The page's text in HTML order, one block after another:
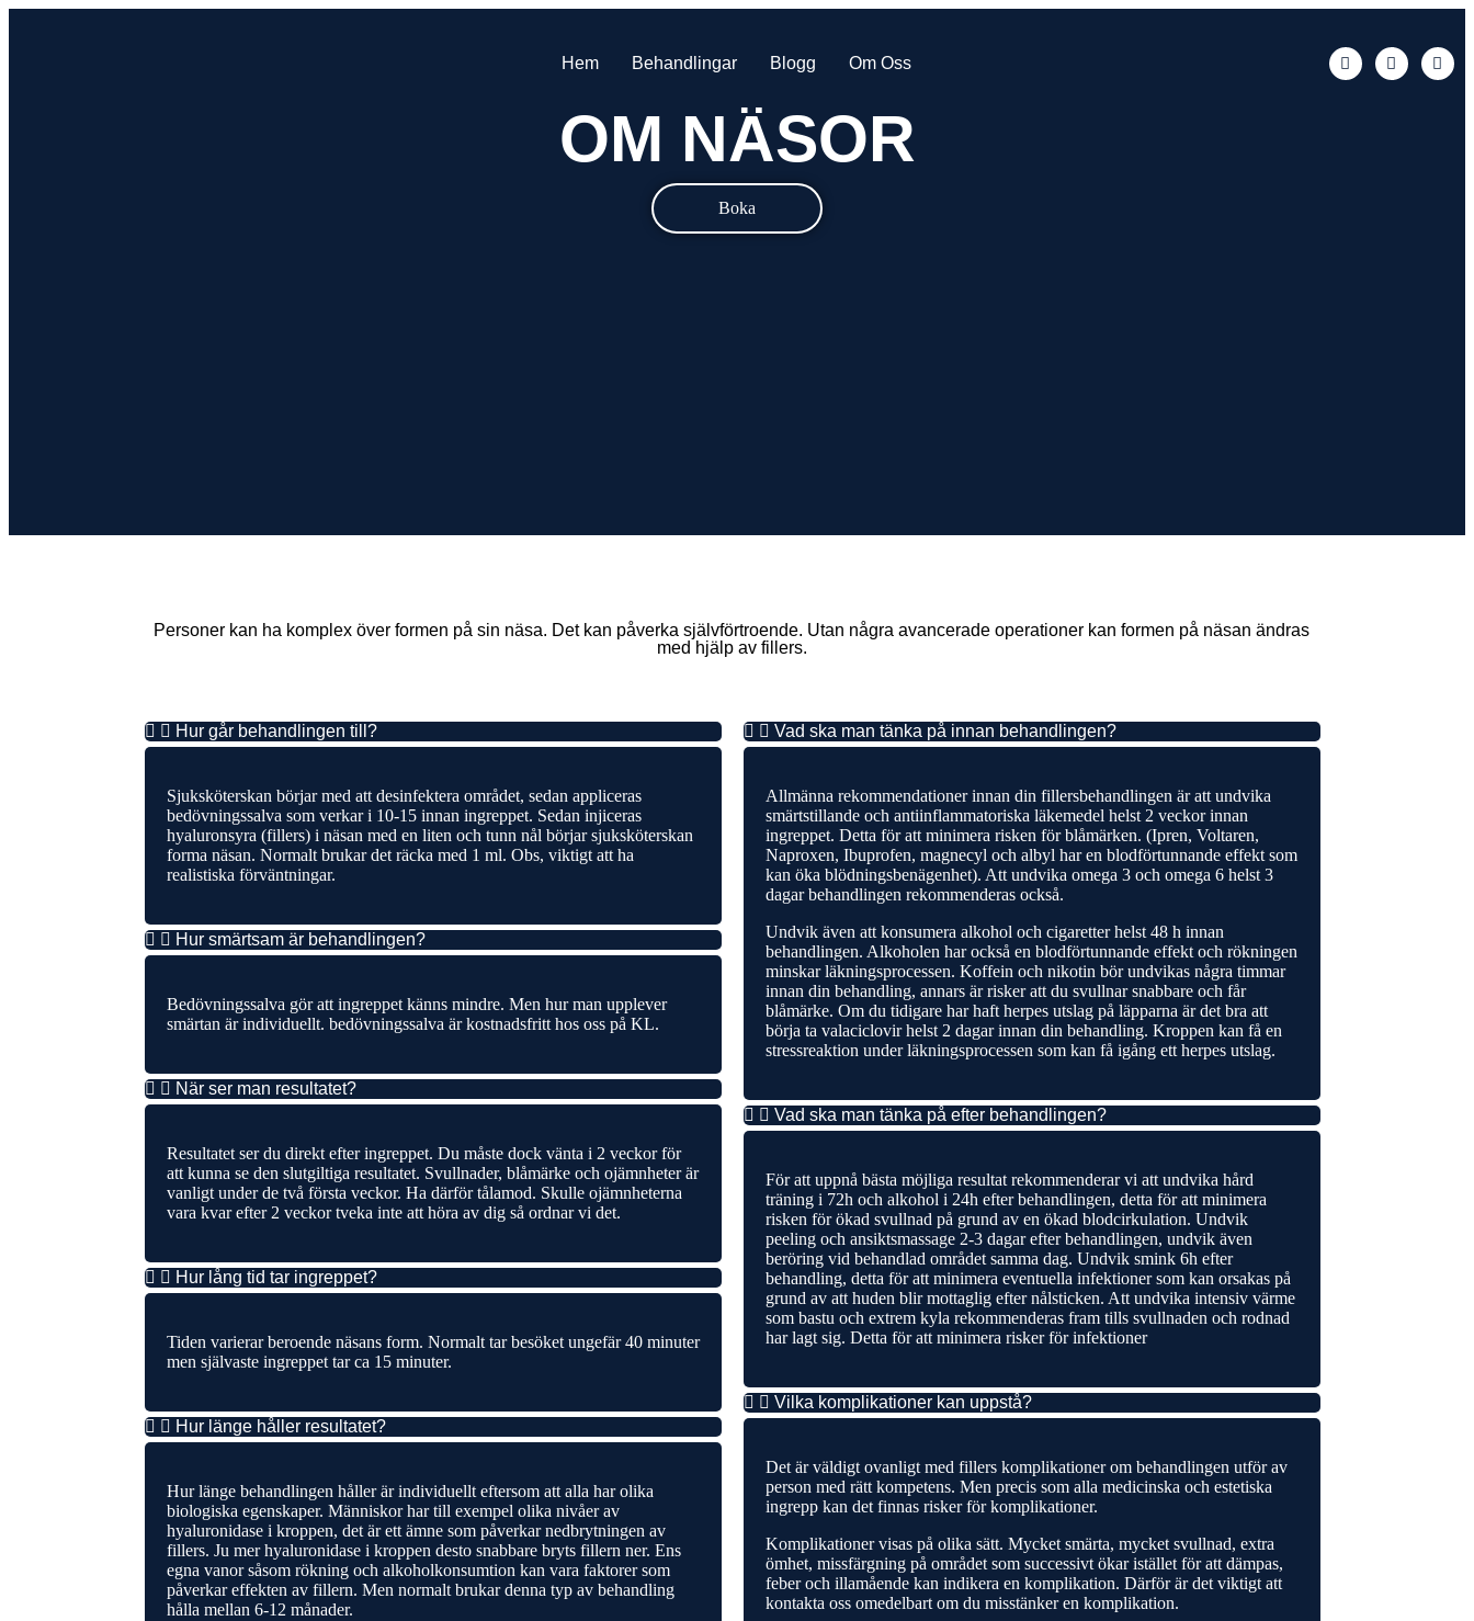
Hem Behandlingar Blogg Om Oss
OM NÄSOR
Boka
Personer kan ha komplex över formen på sin näsa. Det kan påverka självförtroende. Utan några avancerade operationer kan formen på näsan ändras
med hjälp av fillers.
Hur går behandlingen till?
Sjuksköterskan börjar med att desinfektera området, sedan appliceras
bedövningssalva som verkar i 10-15 innan ingreppet. Sedan injiceras
hyaluronsyra (fillers) i näsan med en liten och tunn nål börjar sjuksköterskan
forma näsan. Normalt brukar det räcka med 1 ml. Obs, viktigt att ha
realistiska förväntningar.
Hur smärtsam är behandlingen?
Bedövningssalva gör att ingreppet känns mindre. Men hur man upplever
smärtan är individuellt. bedövningssalva är kostnadsfritt hos oss på KL.
När ser man resultatet?
Resultatet ser du direkt efter ingreppet. Du måste dock vänta i 2 veckor för
att kunna se den slutgiltiga resultatet. Svullnader, blåmärke och ojämnheter är
vanligt under de två första veckor. Ha därför tålamod. Skulle ojämnheterna
vara kvar efter 2 veckor tveka inte att höra av dig så ordnar vi det.
Hur lång tid tar ingreppet?
Tiden varierar beroende näsans form. Normalt tar besöket ungefär 40 minuter
men självaste ingreppet tar ca 15 minuter.
Hur länge håller resultatet?
Hur länge behandlingen håller är individuellt eftersom att alla har olika
biologiska egenskaper. Människor har till exempel olika nivåer av
hyaluronidase i kroppen, det är ett ämne som påverkar nedbrytningen av
fillers. Ju mer hyaluronidase i kroppen desto snabbare bryts fillern ner. Ens
egna vanor såsom rökning och alkoholkonsumtion kan vara faktorer som
påverkar effekten av fillern. Men normalt brukar denna typ av behandling
hålla mellan 6-12 månader.
Vad ska man tänka på innan behandlingen?
Allmänna rekommendationer innan din fillersbehandlingen är att undvika
smärtstillande och antiinflammatoriska läkemedel helst 2 veckor innan
ingreppet. Detta för att minimera risken för blåmärken. (Ipren, Voltaren,
Naproxen, Ibuprofen, magnecyl och albyl har en blodförtunnande effekt som
kan öka blödningsbenägenhet). Att undvika omega 3 och omega 6 helst 3
dagar behandlingen rekommenderas också.
Undvik även att konsumera alkohol och cigaretter helst 48 h innan
behandlingen. Alkoholen har också en blodförtunnande effekt och rökningen
minskar läkningsprocessen. Koffein och nikotin bör undvikas några timmar
innan din behandling, annars är risker att du svullnar snabbare och får
blåmärke. Om du tidigare har haft herpes utslag på läpparna är det bra att
börja ta valaciclovir helst 2 dagar innan din behandling. Kroppen kan få en
stressreaktion under läkningsprocessen som kan få igång ett herpes utslag.
Vad ska man tänka på efter behandlingen?
För att uppnå bästa möjliga resultat rekommenderar vi att undvika hård
träning i 72h och alkohol i 24h efter behandlingen, detta för att minimera
risken för ökad svullnad på grund av en ökad blodcirkulation. Undvik
peeling och ansiktsmassage 2-3 dagar efter behandlingen, undvik även
beröring vid behandlad området samma dag. Undvik smink 6h efter
behandling, detta för att minimera eventuella infektioner som kan orsakas på
grund av att huden blir mottaglig efter nålsticken. Att undvika intensiv värme
som bastu och extrem kyla rekommenderas fram tills svullnaden och rodnad
har lagt sig. Detta för att minimera risker för infektioner
Vilka komplikationer kan uppstå?
Det är väldigt ovanligt med fillers komplikationer om behandlingen utför av
person med rätt kompetens. Men precis som alla medicinska och estetiska
ingrepp kan det finnas risker för komplikationer.
Komplikationer visas på olika sätt. Mycket smärta, mycket svullnad, extra
ömhet, missfärgning på området som successivt ökar istället för att dämpas,
feber och illamående kan indikera en komplikation. Därför är det viktigt att
kontakta oss omedelbart om du misstänker en komplikation.